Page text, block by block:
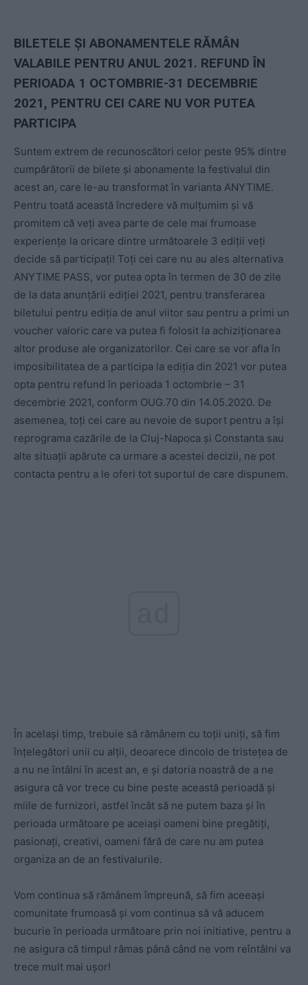
BILETELE ȘI ABONAMENTELE RĂMÂN
VALABILE PENTRU ANUL 2021. REFUND ÎN
PERIOADA 1 OCTOMBRIE-31 DECEMBRIE
2021, PENTRU CEI CARE NU VOR PUTEA
PARTICIPA
Suntem extrem de recunoscători celor peste 95% dintre
cumpărătorii de bilete și abonamente la festivalul din
acest an, care le-au transformat în varianta ANYTIME.
Pentru toată această încredere vă mulțumim și vă
promitem că veți avea parte de cele mai frumoase
experiențe la oricare dintre următoarele 3 ediții veți
decide să participați! Toți cei care nu au ales alternativa
ANYTIME PASS, vor putea opta în termen de 30 de zile
de la data anunțării ediției 2021, pentru transferarea
biletului pentru ediția de anul viitor sau pentru a primi un
voucher valoric care va putea fi folosit la achiziționarea
altor produse ale organizatorilor. Cei care se vor afla în
imposibilitatea de a participa la ediția din 2021 vor putea
opta pentru refund în perioada 1 octombrie – 31
decembrie 2021, conform OUG.70 din 14.05.2020. De
asemenea, toți cei care au nevoie de suport pentru a își
reprograma cazările de la Cluj-Napoca și Constanta sau
alte situații apărute ca urmare a acestei decizii, ne pot
contacta pentru a le oferi tot suportul de care dispunem.
În același timp, trebuie să rămânem cu toții uniți, să fim
înțelegători unii cu alții, deoarece dincolo de tristețea de
a nu ne întâlni în acest an, e și datoria noastră de a ne
asigura că vor trece cu bine peste această perioadă și
miile de furnizori, astfel încât să ne putem baza și în
perioada următoare pe aceiași oameni bine pregătiți,
pasionați, creativi, oameni fără de care nu am putea
organiza an de an festivalurile.
Vom continua să rămânem împreună, să fim aceeași
comunitate frumoasă și vom continua să vă aducem
bucurie în perioada următoare prin noi initiative, pentru a
ne asigura că timpul rămas până când ne vom reîntâlni va
trece mult mai ușor!